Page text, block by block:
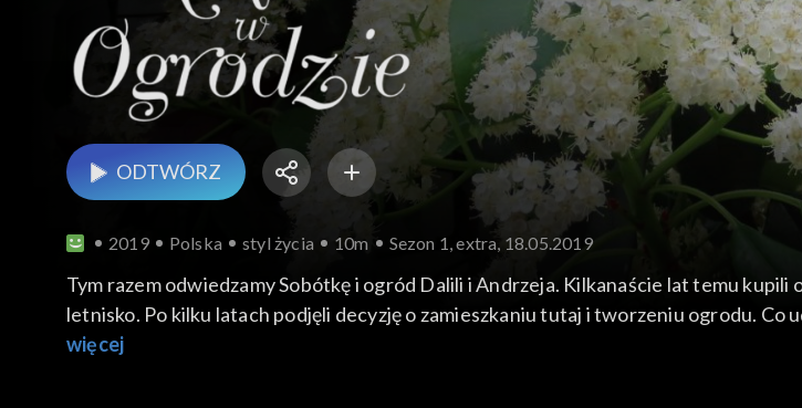
ODTWÓRZ
2019 Polska styl życia 10m Sezon 1, extra, 18.05.2019
Tym razem odwiedzamy Sobótkę i ogród Dalili i Andrzeja. Kilkanaście lat temu
letnisko. Po kilku latach podjęli decyzję o zamieszkaniu tutaj i tworzeniu ogrodu. Co
więcej